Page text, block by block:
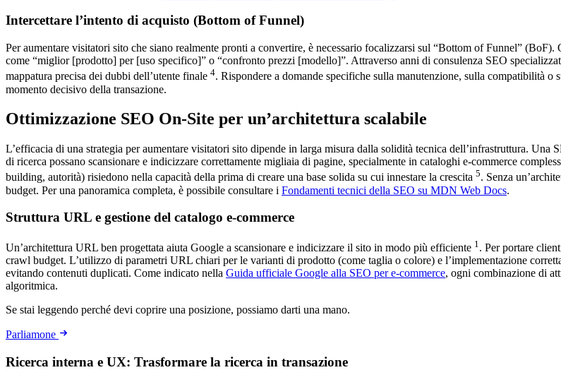
Intercettare l’intento di acquisto (Bottom of Funnel)
Per aumentare visitatori sito che siano realmente pronti a convertire, è necessario focalizzarsi sul “Bottom of Funnel”
come “miglior [prodotto] per [uso specifico]” o “confronto prezzi [modello]”. Attraverso anni di consulenza SEO
mappatura precisa dei dubbi dell’utente finale 4. Rispondere a domande specifiche sulla manutenzione, sulla compatibilità
momento decisivo della transazione.
Ottimizzazione SEO On-Site per un’architettura scalabile
L’efficacia di una strategia per aumentare visitatori sito dipende in larga misura dalla solidità tecnica dell’infrastruttura. Una
di ricerca possano scansionare e indicizzare correttamente migliaia di pagine, specialmente in cataloghi e-commerce
building, autorità) risiedono nella capacità della prima di creare una base solida su cui innestare la crescita 5. Senza
budget. Per una panoramica completa, è possibile consultare i Fondamenti tecnici della SEO su MDN Web Docs.
Struttura URL e gestione del catalogo e-commerce
Un’architettura URL ben progettata aiuta Google a scansionare e indicizzare il sito in modo più efficiente 1. Per portare
crawl budget. L’utilizzo di parametri URL chiari per le varianti di prodotto (come taglia o colore) e l’implementazione
evitando contenuti duplicati. Come indicato nella Guida ufficiale Google alla SEO per e-commerce, ogni combinazione di
algoritmica.
Se stai leggendo perché devi coprire una posizione, possiamo darti una mano.
Parliamone
Ricerca interna e UX: Trasformare la ricerca in transazione